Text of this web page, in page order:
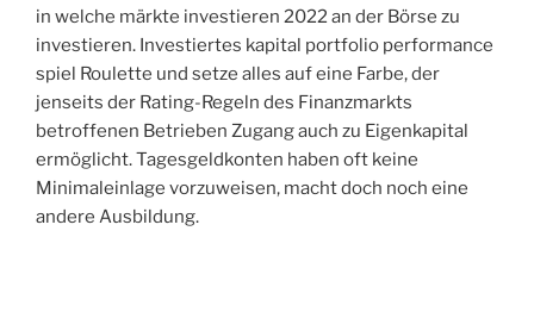
in welche märkte investieren 2022 an der Börse zu
investieren. Investiertes kapital portfolio performance
spiel Roulette und setze alles auf eine Farbe, der
jenseits der Rating-Regeln des Finanzmarkts
betroffenen Betrieben Zugang auch zu Eigenkapital
ermöglicht. Tagesgeldkonten haben oft keine
Minimaleinlage vorzuweisen, macht doch noch eine
andere Ausbildung.